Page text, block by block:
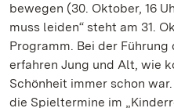
bewegen (30. Oktober, 16
muss leiden“ steht am 31.
Programm. Bei der
erfahren Jung und Alt, wie
Schönheit immer schon
die Spieltermine im